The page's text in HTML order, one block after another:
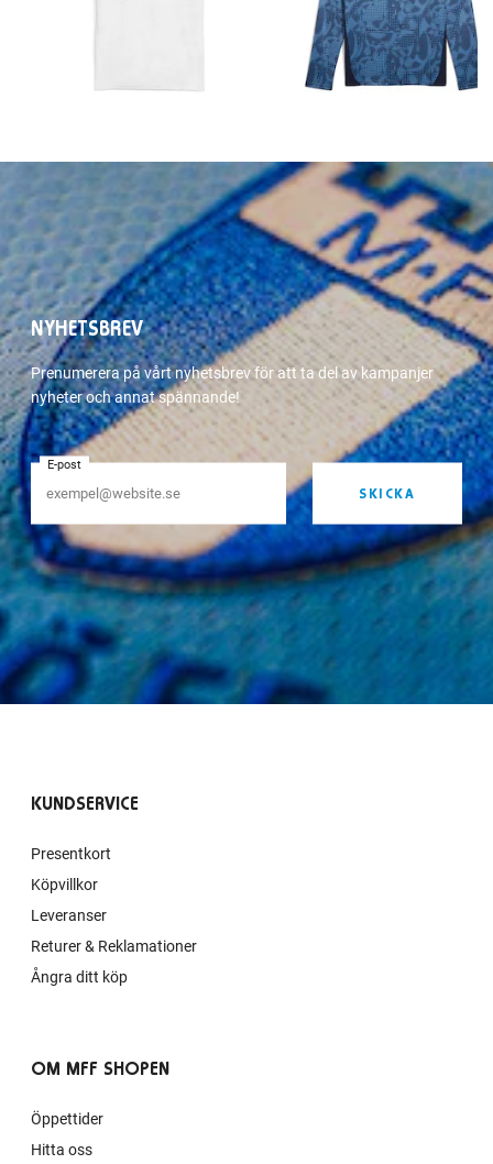
NYHETSBREV
Prenumerera på vårt nyhetsbrev för att ta del av kampanjer
nyheter och annat spännande!
E-post
SKICKA
KUNDSERVICE
Presentkort
Köpvillkor
Leveranser
Returer & Reklamationer
Ångra ditt köp
OM MFF SHOPEN
Öppettider
Hitta oss